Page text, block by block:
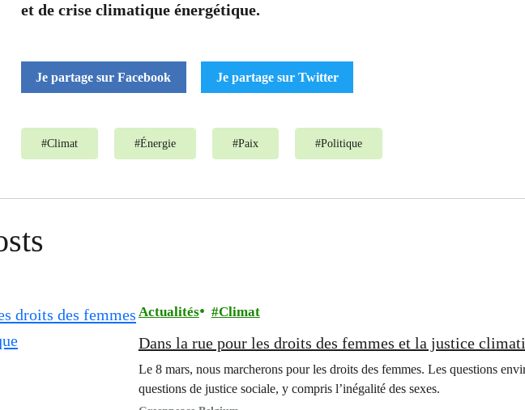
et de crise climatique énergétique.
Je partage sur Facebook Je partage sur Twitter
#Climat #Énergie #Paix #Politique
Actualités Climat
Dans la rue pour les droits des femmes et la justice
Le 8 mars, nous marcherons pour les droits des femmes. Les questions
questions de justice sociale, y compris l’inégalité des sexes.